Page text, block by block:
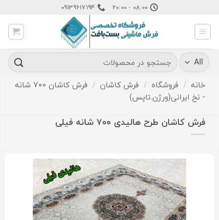
content
08:00 - 20:00
09139617194
جستجو
برای:
خانه / فروشگاه / فرش کاشان /
فرش کاشان 700 شانه
- نخ ایرانی(ورژن.تاپس)
فرش کاشان طرح هالیدی ۷۰۰ شانه فیلی